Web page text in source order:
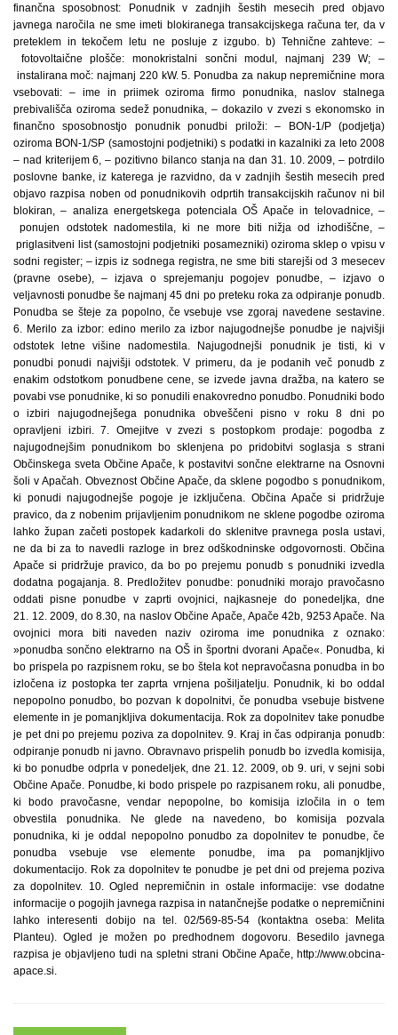
finančna sposobnost: Ponudnik v zadnjih šestih mesecih pred objavo
javnega naročila ne sme imeti blokiranega transakcijskega računa ter, da v
preteklem in tekočem letu ne posluje z izgubo. b) Tehnične zahteve: –
fotovoltaične plošče: monokristalni sončni modul, najmanj 239 W; –
instalirana moč: najmanj 220 kW. 5. Ponudba za nakup nepremičnine mora
vsebovati: – ime in priimek oziroma firmo ponudnika, naslov stalnega
prebivališča oziroma sedež ponudnika, – dokazilo v zvezi s ekonomsko in
finančno sposobnostjo ponudnik ponudbi priloži: – BON-1/P (podjetja)
oziroma BON-1/SP (samostojni podjetniki) s podatki in kazalniki za leto 2008
– nad kriterijem 6, – pozitivno bilanco stanja na dan 31. 10. 2009, – potrdilo
poslovne banke, iz katerega je razvidno, da v zadnjih šestih mesecih pred
objavo razpisa noben od ponudnikovih odprtih transakcijskih računov ni bil
blokiran, – analiza energetskega potenciala OŠ Apače in telovadnice, –
ponujen odstotek nadomestila, ki ne more biti nižja od izhodiščne, –
priglasitveni list (samostojni podjetniki posamezniki) oziroma sklep o vpisu v
sodni register; – izpis iz sodnega registra, ne sme biti starejši od 3 mesecev
(pravne osebe), – izjava o sprejemanju pogojev ponudbe, – izjavo o
veljavnosti ponudbe še najmanj 45 dni po preteku roka za odpiranje ponudb.
Ponudba se šteje za popolno, če vsebuje vse zgoraj navedene sestavine.
6. Merilo za izbor: edino merilo za izbor najugodnejše ponudbe je najvišji
odstotek letne višine nadomestila. Najugodnejši ponudnik je tisti, ki v
ponudbi ponudi najvišji odstotek. V primeru, da je podanih več ponudb z
enakim odstotkom ponudbene cene, se izvede javna dražba, na katero se
povabi vse ponudnike, ki so ponudili enakovredno ponudbo. Ponudniki bodo
o izbiri najugodnejšega ponudnika obveščeni pisno v roku 8 dni po
opravljeni izbiri. 7. Omejitve v zvezi s postopkom prodaje: pogodba z
najugodnejšim ponudnikom bo sklenjena po pridobitvi soglasja s strani
Občinskega sveta Občine Apače, k postavitvi sončne elektrarne na Osnovni
šoli v Apačah. Obveznost Občine Apače, da sklene pogodbo s ponudnikom,
ki ponudi najugodnejše pogoje je izključena. Občina Apače si pridržuje
pravico, da z nobenim prijavljenim ponudnikom ne sklene pogodbe oziroma
lahko župan začeti postopek kadarkoli do sklenitve pravnega posla ustavi,
ne da bi za to navedli razloge in brez odškodninske odgovornosti. Občina
Apače si pridržuje pravico, da bo po prejemu ponudb s ponudniki izvedla
dodatna pogajanja. 8. Predložitev ponudbe: ponudniki morajo pravočasno
oddati pisne ponudbe v zaprti ovojnici, najkasneje do ponedeljka, dne
21. 12. 2009, do 8.30, na naslov Občine Apače, Apače 42b, 9253 Apače. Na
ovojnici mora biti naveden naziv oziroma ime ponudnika z oznako:
»ponudba sončno elektrarno na OŠ in športni dvorani Apače«. Ponudba, ki
bo prispela po razpisnem roku, se bo štela kot nepravočasna ponudba in bo
izločena iz postopka ter zaprta vrnjena pošiljatelju. Ponudnik, ki bo oddal
nepopolno ponudbo, bo pozvan k dopolnitvi, če ponudba vsebuje bistvene
elemente in je pomanjkljiva dokumentacija. Rok za dopolnitev take ponudbe
je pet dni po prejemu poziva za dopolnitev. 9. Kraj in čas odpiranja ponudb:
odpiranje ponudb ni javno. Obravnavo prispelih ponudb bo izvedla komisija,
ki bo ponudbe odprla v ponedeljek, dne 21. 12. 2009, ob 9. uri, v sejni sobi
Občine Apače. Ponudbe, ki bodo prispele po razpisanem roku, ali ponudbe,
ki bodo pravočasne, vendar nepopolne, bo komisija izločila in o tem
obvestila ponudnika. Ne glede na navedeno, bo komisija pozvala
ponudnika, ki je oddal nepopolno ponudbo za dopolnitev te ponudbe, če
ponudba vsebuje vse elemente ponudbe, ima pa pomanjkljivo
dokumentacijo. Rok za dopolnitev te ponudbe je pet dni od prejema poziva
za dopolnitev. 10. Ogled nepremičnin in ostale informacije: vse dodatne
informacije o pogojih javnega razpisa in natančnejše podatke o nepremičnini
lahko interesenti dobijo na tel. 02/569-85-54 (kontaktna oseba: Melita
Planteu). Ogled je možen po predhodnem dogovoru. Besedilo javnega
razpisa je objavljeno tudi na spletni strani Občine Apače, http://www.obcina-
apace.si.